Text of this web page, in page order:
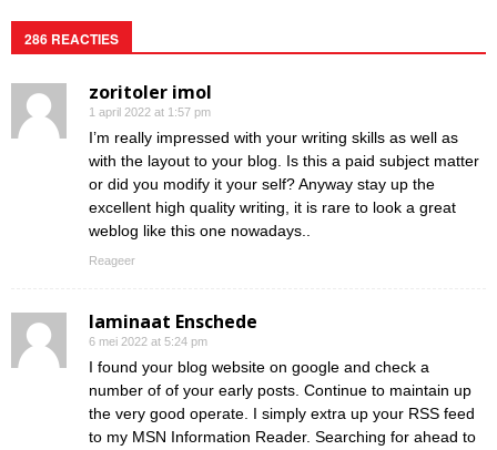
286 REACTIES
zoritoler imol
1 april 2022 at 1:57 pm
I’m really impressed with your writing skills as well as
with the layout to your blog. Is this a paid subject matter
or did you modify it your self? Anyway stay up the
excellent high quality writing, it is rare to look a great
weblog like this one nowadays..
Reageer
laminaat Enschede
6 mei 2022 at 5:24 pm
I found your blog website on google and check a
number of of your early posts. Continue to maintain up
the very good operate. I simply extra up your RSS feed
to my MSN Information Reader. Searching for ahead to